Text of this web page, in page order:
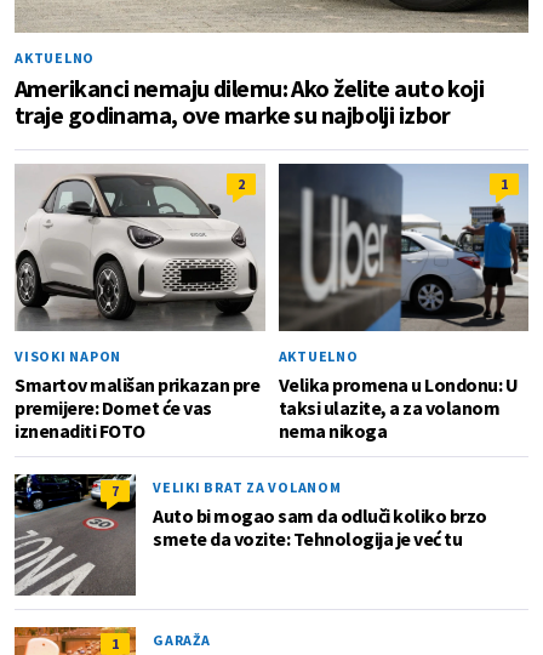
AKTUELNO
Amerikanci nemaju dilemu: Ako želite auto koji
traje godinama, ove marke su najbolji izbor
2
VISOKI NAPON
Smartov mališan prikazan pre
premijere: Domet će vas
iznenaditi FOTO
1
AKTUELNO
Velika promena u Londonu: U
taksi ulazite, a za volanom
nema nikoga
7 VELIKI BRAT ZA VOLANOM
Auto bi mogao sam da odluči koliko brzo
smete da vozite: Tehnologija je već tu
1 GARAŽA